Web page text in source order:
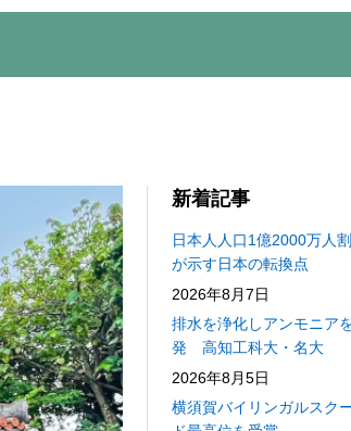
新着記事
日本人人口1億2000万人
が示す日本の転換点
2026年8月7日
排水を浄化しアンモニア
発 高知工科大・名大
2026年8月5日
横須賀バイリンガルスク